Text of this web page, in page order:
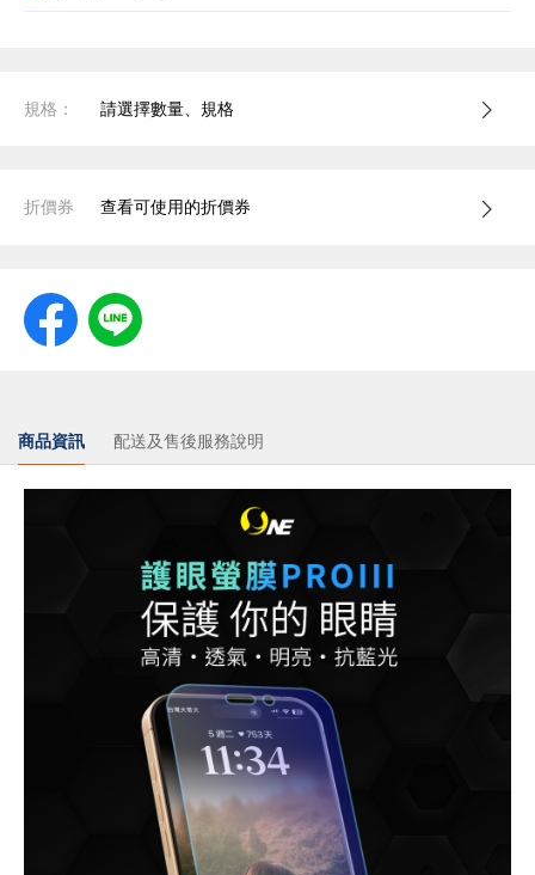
規格： 請選擇數量、規格
折價券 查看可使用的折價券
商品資訊 配送及售後服務說明